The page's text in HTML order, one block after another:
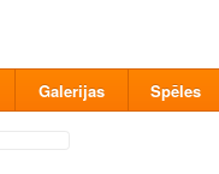
Galerijas Spēles